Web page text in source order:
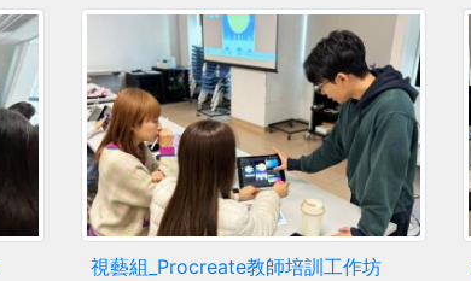
視藝組_Procreate教師培訓工作坊